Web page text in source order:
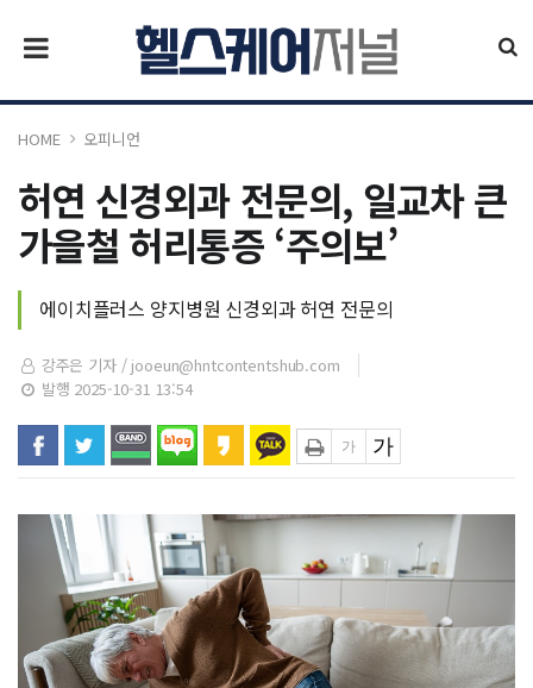
HOME 오피니언
허연 신경외과 전문의, 일교차 큰
가을철 허리통증 ‘주의보’
에이치플러스 양지병원 신경외과 허연 전문의
강주은 기자 / jooeun@hntcontentshub.com
발행 2025-10-31 13:54